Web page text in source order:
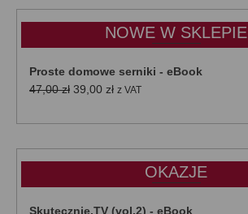
do
50,00 zł
NOWE W SKLEPIE
Proste domowe serniki - eBook
47,00zł Pierwotna
wynosiła:
39,00 złAktualna
wynosi:
z VAT
OKAZJE
Skutecznie.TV (vol.2) - eBook